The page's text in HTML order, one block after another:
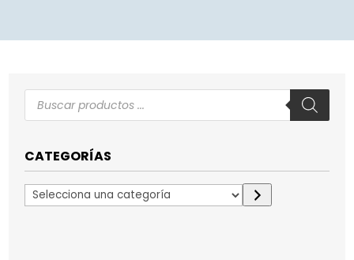
Búsqueda
de
productos
CATEGORÍAS
Selecciona